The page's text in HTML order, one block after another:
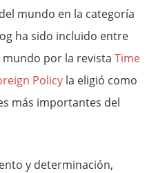
mundo en la categoría
ha sido incluido entre
mundo por la revistaTime
Policy la eligió como
más importantes del
y determinación,